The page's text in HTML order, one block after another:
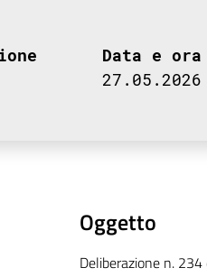
Data e
Oggetto
Deliberazione n.